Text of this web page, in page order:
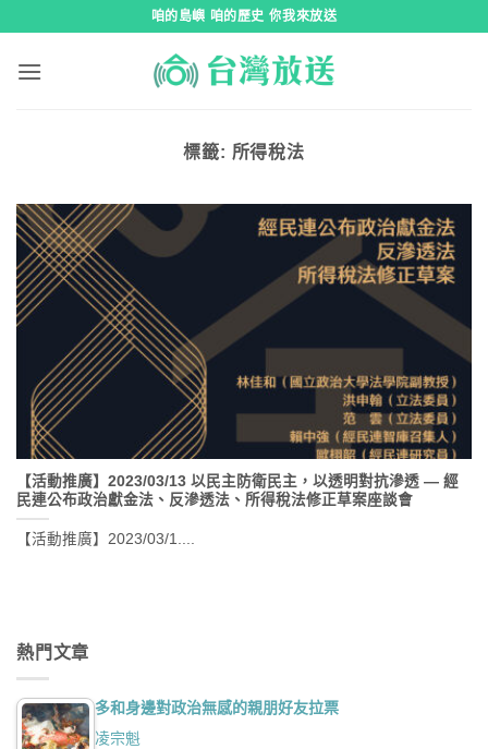
咱的島嶼 咱的歷史 你我來放送
標籤: 所得稅法
【活動推廣】2023/03/13 以民主防衛民主，以透明對抗滲透 — 經
民連公布政治獻金法、反滲透法、所得稅法修正草案座談會
【活動推廣】2023/03/1....
熱門文章
多和身邊對政治無感的親朋好友拉票
凌宗魁